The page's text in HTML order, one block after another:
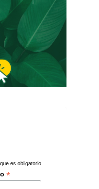
es obligatorio
*